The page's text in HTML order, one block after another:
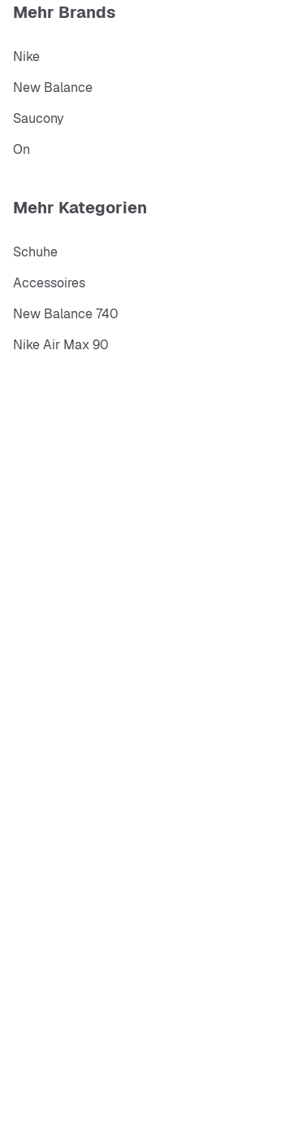
Mehr Brands
Nike
New Balance
Saucony
On
Mehr Kategorien
Schuhe
Accessoires
New Balance 740
Nike Air Max 90